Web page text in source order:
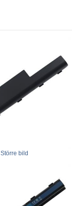
Större bild